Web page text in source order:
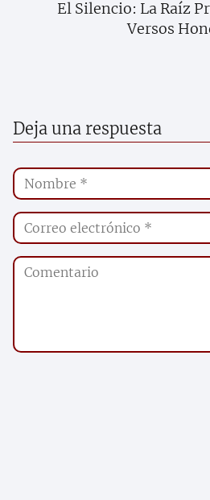
El Silencio: La Raíz
Versos
Deja una respuesta